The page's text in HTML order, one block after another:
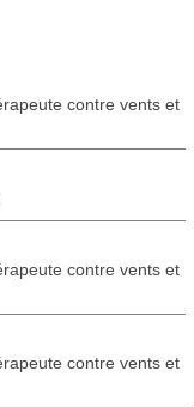
contre vents et
contre vents et
contre vents et